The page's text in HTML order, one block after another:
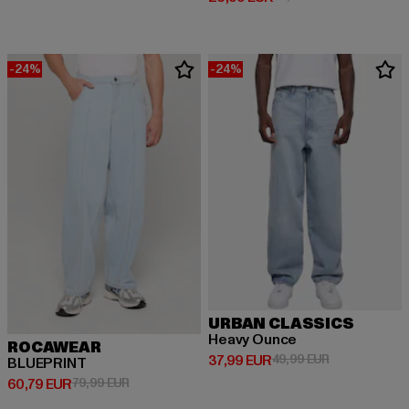
-24%
ROCAWEAR
BLUEPRINT
60,79 EUR
Derzeitiger Preis: 60,79 EUR
79,99 EURAktionspreis: 79,99 EUR
-24%
URBAN CLASSICS
Heavy Ounce
37,99 EUR
Derzeitiger Preis: 37,99 EUR
49,99 EURAktionspreis: